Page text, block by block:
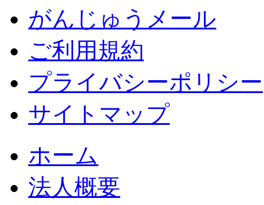
がんじゅうメール
ご利用規約
プライバシーポリシー
サイトマップ
ホーム
法人概要